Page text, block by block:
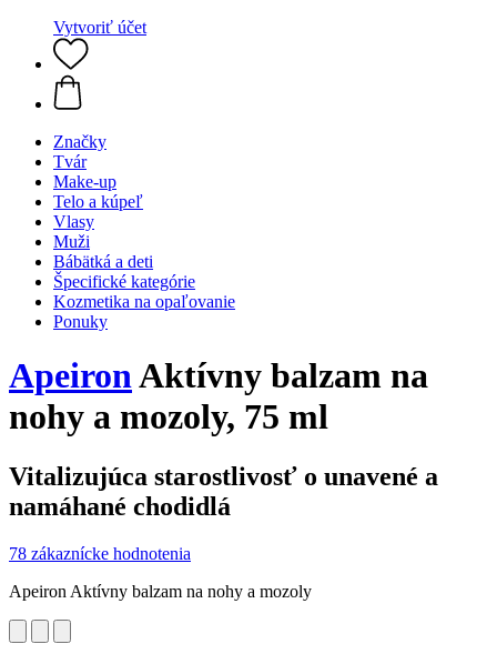
Vytvoriť účet
Značky
Tvár
Make-up
Telo a kúpeľ
Vlasy
Muži
Bábätká a deti
Špecifické kategórie
Kozmetika na opaľovanie
Ponuky
ApeironAktívny balzam na
nohy a mozoly, 75 ml
Vitalizujúca starostlivosť o unavené a
namáhané chodidlá
78 zákaznícke hodnotenia
Apeiron Aktívny balzam na nohy a mozoly